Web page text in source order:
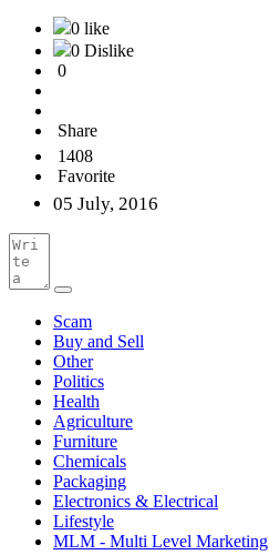
0 like
0 Dislike
0
Share
1408
Favorite
05 July, 2016
Scam
Buy and Sell
Other
Politics
Health
Agriculture
Furniture
Chemicals
Packaging
Electronics & Electrical
Lifestyle
MLM - Multi Level Marketing